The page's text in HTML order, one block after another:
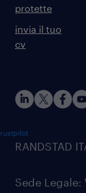
protette
invia il tuo
cv
RANDSTAD
Sede Legale: